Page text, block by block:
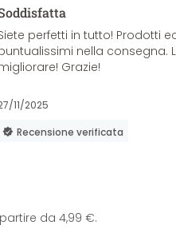
perfetti in tutto! Prodotti
nella consegna.
Grazie!
11/2025
Recensione verificata
da 4,99 €.